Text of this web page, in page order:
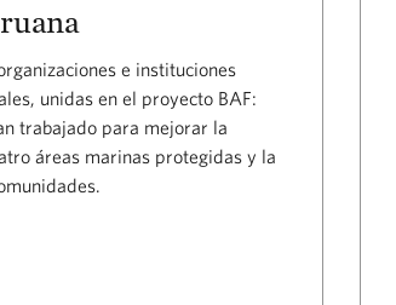
e instituciones
unidas en el proyecto BAF:
trabajado para mejorar la
áreas marinas protegidas y la